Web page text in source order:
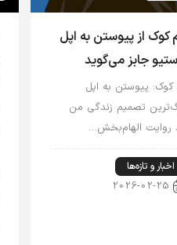
کوک از پیوستن به اپل
جابز می‌گوید
کوک: پیوستن به اپل
تصمیم زندگی من
روایت الهام‌بخش…
اخبار و تازه‌ها
2026-02-25